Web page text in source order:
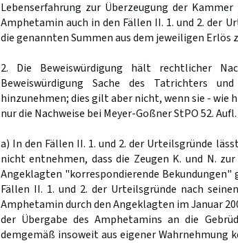
Lebenserfahrung zur Überzeugung der
Amphetamin auch in den Fällen II. 1. und 2. der
die genannten Summen aus dem jeweiligen Erlös
2. Die Beweiswürdigung hält rechtlicher
Beweiswürdigung Sache des Tatrichters
hinzunehmen; dies gilt aber nicht, wenn sie - wie
nur die Nachweise bei Meyer-Goßner StPO 52. Aufl.
a) In den Fällen II. 1. und 2. der Urteilsgründe
nicht entnehmen, dass die Zeugen K. und N.
Angeklagten "korrespondierende Bekundungen"
Fällen II. 1. und 2. der Urteilsgründe nach
Amphetamin durch den Angeklagten im Januar
der Übergabe des Amphetamins an die
demgemäß insoweit aus eigener Wahrnehmung